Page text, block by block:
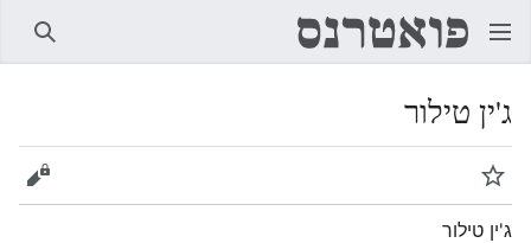
ג'ין טילור
מעקב
ג'ין טילור